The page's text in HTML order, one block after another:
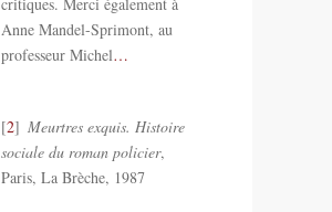
Anne Mandel-Sprimont, au
professeur Michel…
2
Meurtres exquis. Histoire
sociale du roman policier,
Paris, La Brèche, 1987